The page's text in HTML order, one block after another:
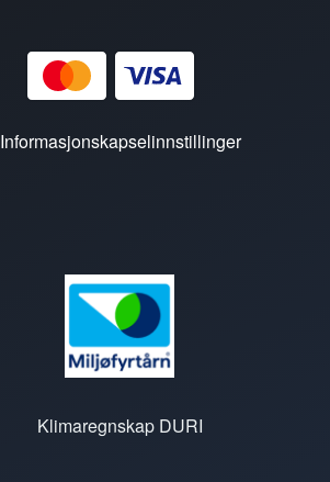
Informasjonskapselinnstillinger
Klimaregnskap DURI